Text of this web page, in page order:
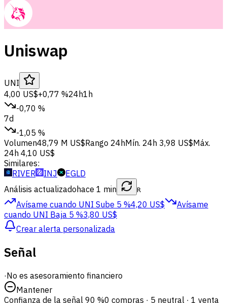
Uniswap
UNI
4,00 US$+0,77 %24h1h
-0,70 %
7d
-1,05 %
Volumen48,79 M US$Rango 24hMín. 24h 3,98 US$Máx.
24h 4,10 US$
Similares:
RIVER
INJ
EGLD
Análisis actualizadohace 1 min R
Avísame cuando UNI Sube 5 %4,20 US$
Avísame
cuando UNI Baja 5 %3,80 US$
Crear alerta personalizada
Señal
·No es asesoramiento financiero
Mantener
Confianza de la señal 90 %0 compras · 5 neutral · 1 venta